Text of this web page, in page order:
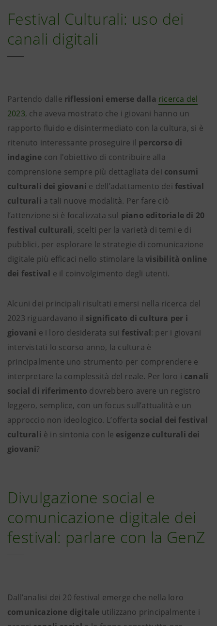
Festival Culturali: uso dei
canali digitali
Partendo dalle riflessioni emerse dalla ricerca del
2023, che aveva mostrato che i giovani hanno un
rapporto fluido e disintermediato con la cultura, si è
ritenuto interessante proseguire il percorso di
indagine con l'obiettivo di contribuire alla
comprensione sempre più dettagliata dei consumi
culturali dei giovani e dell’adattamento dei festival
culturali a tali nuove modalità. Per fare ciò
l’attenzione si è focalizzata sul piano editoriale di 20
festival culturali, scelti per la varietà di temi e di
pubblici, per esplorare le strategie di comunicazione
digitale più efficaci nello stimolare lavisibilità online
dei festival e il coinvolgimento degli utenti.
Alcuni dei principali risultati emersi nella ricerca del
2023 riguardavano il significato di cultura per i
giovani e i loro desiderata sui festival: per i giovani
intervistati lo scorso anno, la cultura è
principalmente uno strumento per comprendere e
interpretare la complessità del reale. Per loro i canali
social di riferimento dovrebbero avere un registro
leggero, semplice, con un focus sull’attualità e un
approccio non ideologico. L’offerta social dei festival
culturali è in sintonia con le esigenze culturali dei
giovani?
Divulgazione social e
comunicazione digitale dei
festival: parlare con la GenZ
Dall’analisi dei 20 festival emerge che nella loro
comunicazione digitale utilizzano principalmente i